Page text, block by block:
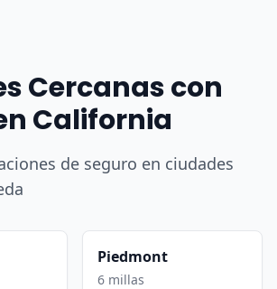
Cercanas con
California
de seguro en ciudades
Piedmont
6 millas